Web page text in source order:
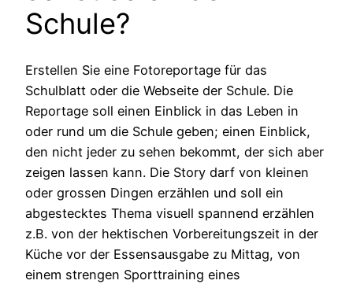
Schule?
Erstellen Sie eine Fotoreportage für das
Schulblatt oder die Webseite der Schule. Die
Reportage soll einen Einblick in das Leben in
oder rund um die Schule geben; einen Einblick,
den nicht jeder zu sehen bekommt, der sich aber
zeigen lassen kann. Die Story darf von kleinen
oder grossen Dingen erzählen und soll ein
abgestecktes Thema visuell spannend erzählen
z.B. von der hektischen Vorbereitungszeit in der
Küche vor der Essensausgabe zu Mittag, von
einem strengen Sporttraining eines